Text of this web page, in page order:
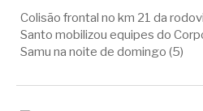
Colisão frontal no km 21 da
Santo mobilizou equipes do
Samu na noite de domingo (5)